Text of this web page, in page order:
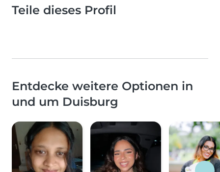
Teile dieses Profil
Entdecke weitere Optionen in
und um Duisburg